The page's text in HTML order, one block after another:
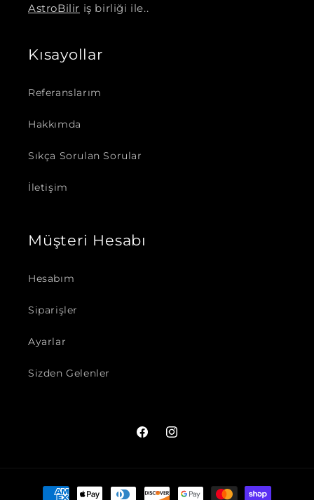
AstroBilir iş birliği ile..
Kısayollar
Referanslarım
Hakkımda
Sıkça Sorulan Sorular
İletişim
Müşteri Hesabı
Hesabım
Siparişler
Ayarlar
Sizden Gelenler
FacebookInstagram
Ödeme